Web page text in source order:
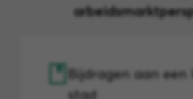
Bijdragen aan een
stad